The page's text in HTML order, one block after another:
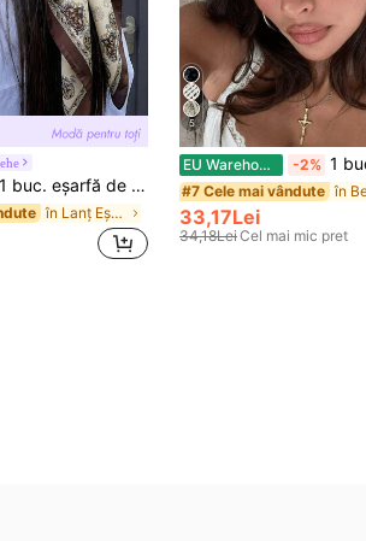
1 buc. eșarfă de cap din satin cu imprimeu în polcă, stil boem, bandană la modă pentru exterior, potrivită pentru primăvară/vară
în Lanț Eșarfe pentru femei și accesorii pentru eș
5
EU Warehouse -2% 1 buc. eșarfă triunghiulară vintage din croșetat gol, bej, stil rural francez,
#7 Cele mai vândute
33,17Lei
34,18LeiCel mai mic pret